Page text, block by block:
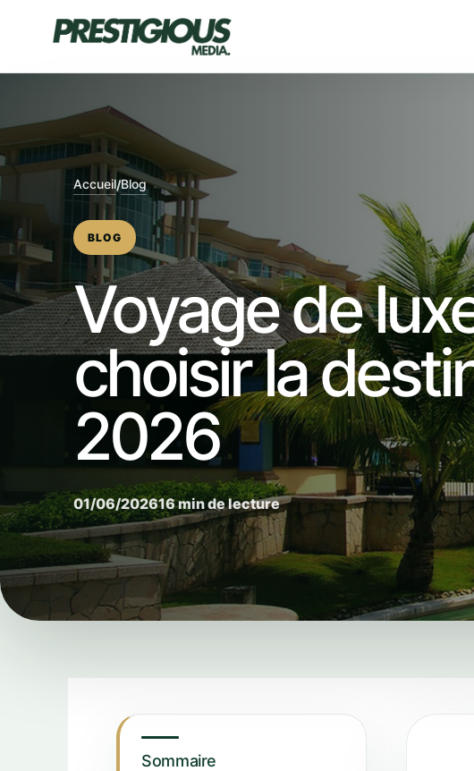
Accueil/Blog
BLOG
Voyage de
choisir la
2026
01/06/202616 min de lecture
Sommaire